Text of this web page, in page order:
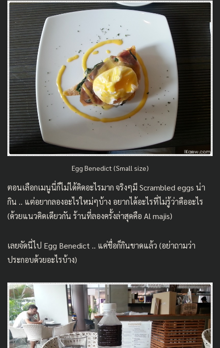
Egg Benedict (Small size)
ตอนเลือกเมนูนี่ก็ไม่ได้คิดอะไรมาก จริงๆมี Scrambled eggs น่า
กิน .. แต่อยากลองอะไรใหม่ๆบ้าง อยากได้อะไรที่ไม่รู้ว่าคืออะไร
(ด้วยแนวคิดเดียวกัน ร้านที่ลองครั้งล่าสุดคือ Al majis)
เลยจัดนี่ไป Egg Benedict .. แค่ชื่อก็กินขาดแล้ว (อย่าถามว่า
ประกอบด้วยอะไรบ้าง)